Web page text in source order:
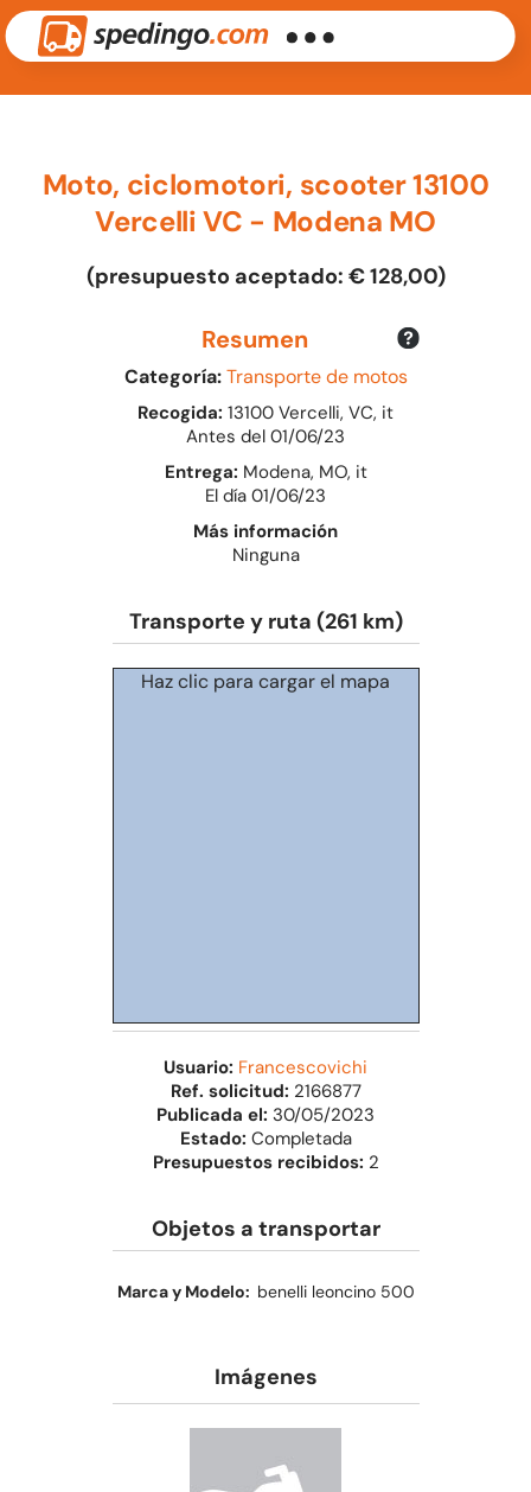
Moto, ciclomotori, scooter 13100
Vercelli VC - Modena MO
(presupuesto aceptado: € 128,00)
Resumen
Categoría: Transporte de motos
Recogida: 13100 Vercelli, VC, it
Antes del 01/06/23
Entrega: Modena, MO, it
El día 01/06/23
Más información
Ninguna
Transporte y ruta (261 km)
Haz clic para cargar el mapa
Usuario: Francescovichi
Ref. solicitud: 2166877
Publicada el: 30/05/2023
Estado: Completada
Presupuestos recibidos: 2
Objetos a transportar
Marca y Modelo: benelli leoncino 500
Imágenes